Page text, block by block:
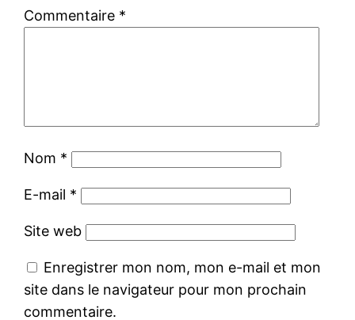
Commentaire *
Nom *
E-mail *
Site web
Enregistrer mon nom, mon e-mail et mon
site dans le navigateur pour mon prochain
commentaire.